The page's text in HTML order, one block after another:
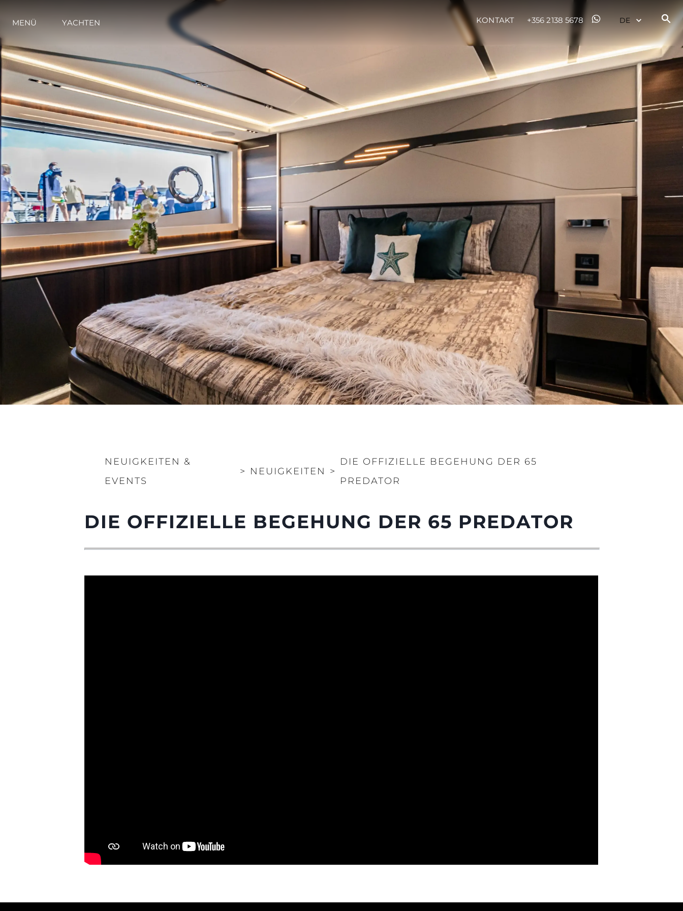
MENÜ YACHTEN KONTAKT +356 2138 5678
NEUIGKEITEN &
EVENTS
> NEUIGKEITEN >
DIE OFFIZIELLE BEGEHUNG DER 65
PREDATOR
DIE OFFIZIELLE BEGEHUNG DER 65 PREDATOR
Information
Standort Karte
Kontakt
Cookies
Sunseeker Range
Brochure
ERKLÄRUNG ZUR
MODERNEN SKLAVEREI
ALLGEMEINE
GESCHÄFTSBEDINGUNGEN
COOKIE POLITIK
Bootscharter
Neuigkeiten
Veranstaltungen
Innovation
Die Firma
Das Team
Bewerten Sie Ihr Boot